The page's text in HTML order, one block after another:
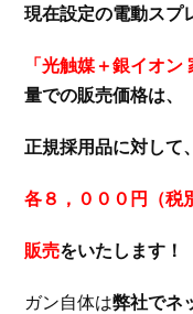
現在設定の電動スプ
「光触媒＋銀イオ
量での販売価格は、
正規採用品に対して、
各８，０００円（税
販売をいたします！
ガン自体は弊社でネ